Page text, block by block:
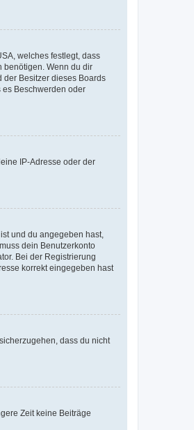
welches festlegt, dass
benötigen. Wenn du dir
der Besitzer dieses Boards
es Beschwerden oder
IP-Adresse oder der
und du angegeben hast,
dein Benutzerkonto
Bei der Registrierung
korrekt eingegeben hast
dass du nicht
Zeit keine Beiträge